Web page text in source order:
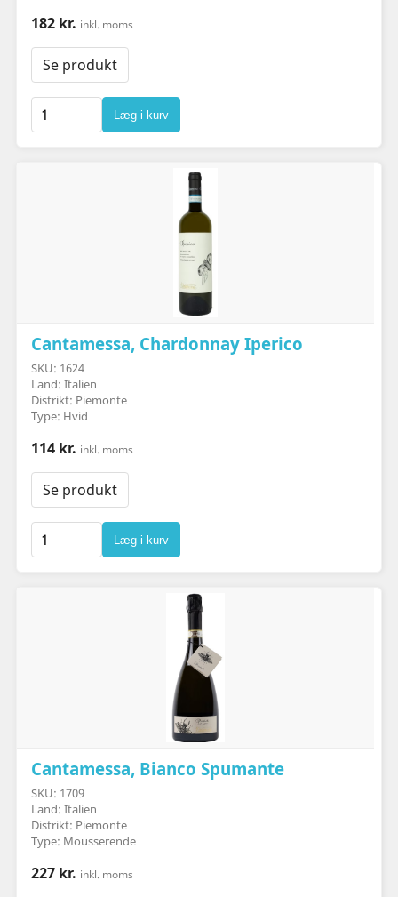
182 kr. inkl. moms
Se produkt
Læg i kurv
Cantamessa, Chardonnay Iperico
SKU: 1624
Land: Italien
Distrikt: Piemonte
Type: Hvid
114 kr. inkl. moms
Se produkt
Læg i kurv
Cantamessa, Bianco Spumante
SKU: 1709
Land: Italien
Distrikt: Piemonte
Type: Mousserende
227 kr. inkl. moms